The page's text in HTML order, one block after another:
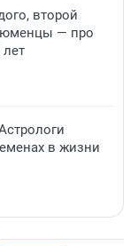
второй
— про
в жизни